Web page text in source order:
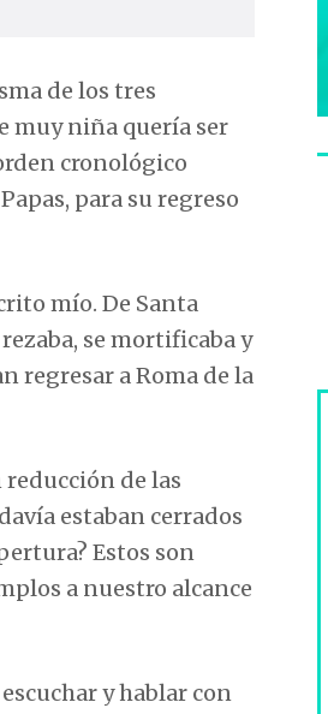
de los tres
muy niña quería ser
cronológico
para su regreso
mío. De Santa
se mortificaba y
regresar a Roma de la
reducción de las
estaban cerrados
Estos son
a nuestro alcance
y hablar con